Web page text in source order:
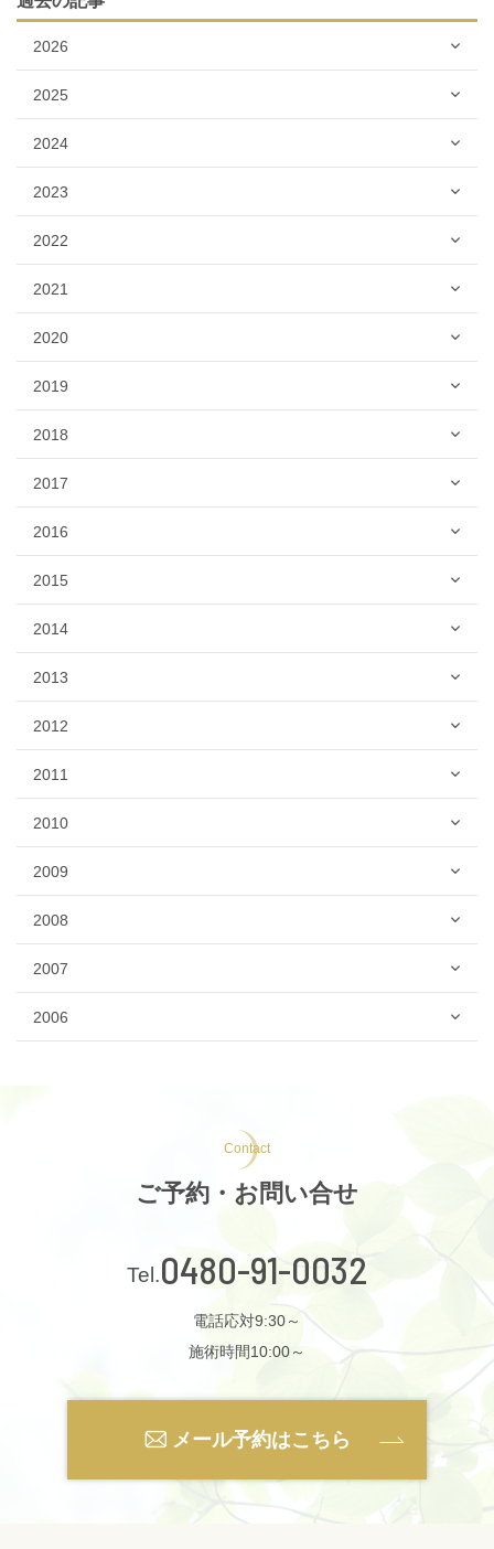
2026
2025
2024
2023
2022
2021
2020
2019
2018
2017
2016
2015
2014
2013
2012
2011
2010
2009
2008
2007
2006
Contact
ご予約・お問い合せ
0480-91-0032
電話応対9:30～
施術時間10:00～
メール予約はこちら